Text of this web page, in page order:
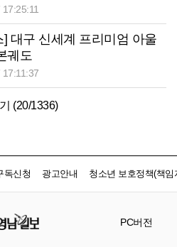
들은?’
] 대구 신세계 프리미엄 아울
궤도
(20/1336)
독신청 광고안내 청소년 보호정책(책임
PC버전